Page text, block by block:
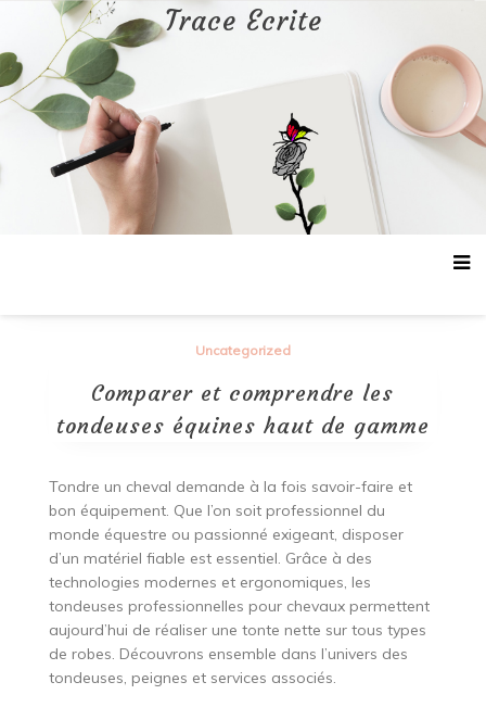
contenu
Trace Ecrite
Uncategorized
Comparer et comprendre les
tondeuses équines haut de gamme
Tondre un cheval demande à la fois savoir-faire et
bon équipement. Que l’on soit professionnel du
monde équestre ou passionné exigeant, disposer
d’un matériel fiable est essentiel. Grâce à des
technologies modernes et ergonomiques, les
tondeuses professionnelles pour chevaux permettent
aujourd’hui de réaliser une tonte nette sur tous types
de robes. Découvrons ensemble dans l’univers des
tondeuses, peignes et services associés.